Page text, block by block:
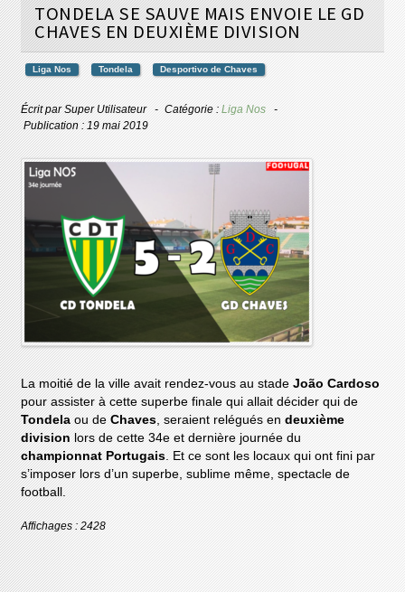
TONDELA SE SAUVE MAIS ENVOIE LE GD
CHAVES EN DEUXIÈME DIVISION
Liga Nos Tondela Desportivo de Chaves
Écrit parSuper Utilisateur Catégorie :Liga Nos
Publication : 19 mai 2019
La moitié de la ville avait rendez-vous au stadeJoão Cardoso
pour assister à cette superbe finale qui allait décider qui de
Tondelaou deChaves , seraient relégués endeuxième
divisionlors de cette 34e et dernière journée du
championnat Portugais . Et ce sont les locaux qui ont fini par
s’imposer lors d’un superbe, sublime même, spectacle de
football.
Affichages : 2428